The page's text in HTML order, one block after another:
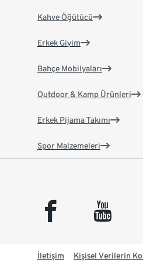
Kahve Öğütücü
Erkek Giyim
Bahçe Mobilyaları
Outdoor & Kamp Ürünleri
Erkek Pijama Takımı
Spor Malzemeleri
facebook youtube
İletişim Kişisel Verilerin